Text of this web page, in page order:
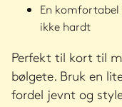
En komfortabel
ikke hardt
Perfekt til kort til
bølgete. Bruk en
fordel jevnt og